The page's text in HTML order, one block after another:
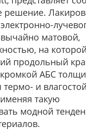
решение.
матовой,
на
продольный
АБС
и
такую
модной